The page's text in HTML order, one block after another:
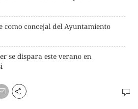
como concejal del Ayuntamiento
se dispara este verano en